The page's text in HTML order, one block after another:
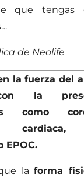
que
de Neolife
la fuerza del
la
como
cardiaca,
EPOC.
que laforma